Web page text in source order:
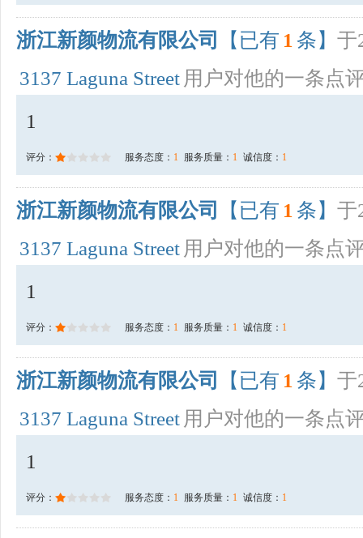
浙江新颜物流有限公司 【已有 1 条】 于
3137 Laguna Street 用户对他的一条点
1
评分： 服务态度： 1 服务质量： 1 诚信度： 1
浙江新颜物流有限公司 【已有 1 条】 于
3137 Laguna Street 用户对他的一条点
1
评分： 服务态度： 1 服务质量： 1 诚信度： 1
浙江新颜物流有限公司 【已有 1 条】 于
3137 Laguna Street 用户对他的一条点
1
评分： 服务态度： 1 服务质量： 1 诚信度： 1